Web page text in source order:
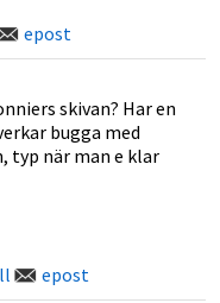
epost
skivan? Har en
bugga med
typ när man e klar
epost